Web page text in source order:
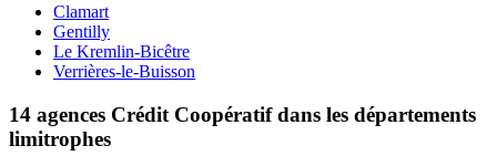
Clamart
Gentilly
Le Kremlin-Bicêtre
Verrières-le-Buisson
14 agences Crédit Coopératif dans les départements
limitrophes